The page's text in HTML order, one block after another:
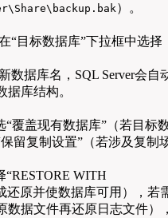
）。
“目标数据库”下拉框中选择
数据库名，SQL Server会自
据库结构。
“覆盖现有数据库”（若目标
留复制设置”（若涉及复制
“RESTORE WITH
还原并使数据库可用），若
数据文件再还原日志文件）